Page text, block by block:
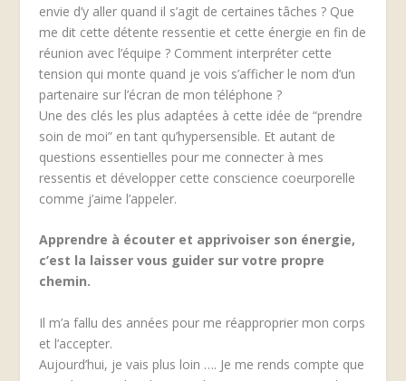
envie d’y aller quand il s’agit de certaines tâches ? Que
me dit cette détente ressentie et cette énergie en fin de
réunion avec l’équipe ? Comment interpréter cette
tension qui monte quand je vois s’afficher le nom d’un
partenaire sur l’écran de mon téléphone ?
Une des clés les plus adaptées à cette idée de “prendre
soin de moi” en tant qu’hypersensible. Et autant de
questions essentielles pour me connecter à mes
ressentis et développer cette conscience coeurporelle
comme j’aime l’appeler.
Apprendre à écouter et apprivoiser son énergie,
c’est la laisser vous guider sur votre propre
chemin.
Il m’a fallu des années pour me réapproprier mon corps
et l’accepter.
Aujourd’hui, je vais plus loin …. Je me rends compte que